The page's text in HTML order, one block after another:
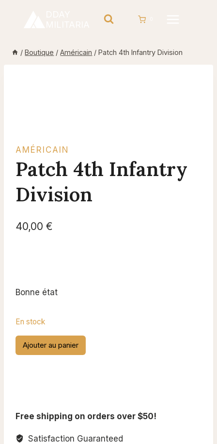
/ Boutique / Américain / Patch 4th Infantry Division
AMÉRICAIN
Patch 4th Infantry
Division
40,00 €
Bonne état
En stock
quantité
de
Ajouter au panier
Free shipping on orders over $50!
Satisfaction Guaranteed